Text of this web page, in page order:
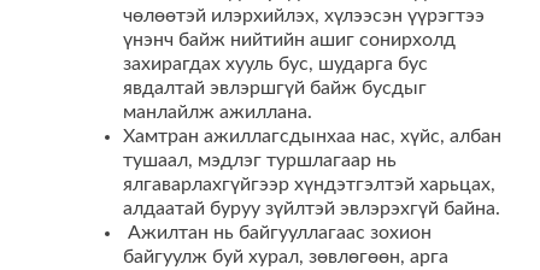
чөлөөтэй илэрхийлэх, хүлээсэн үүрэгтээ
үнэнч байж нийтийн ашиг сонирхолд
захирагдах хууль бус, шударга бус
явдалтай эвлэршгүй байж бусдыг
манлайлж ажиллана.
Хамтран ажиллагсдынхаа нас, хүйс, албан
тушаал, мэдлэг туршлагаар нь
ялгаварлахгүйгээр хүндэтгэлтэй харьцах,
алдаатай буруу зүйлтэй эвлэрэхгүй байна.
Ажилтан нь байгууллагаас зохион
байгуулж буй хурал, зөвлөгөөн, арга